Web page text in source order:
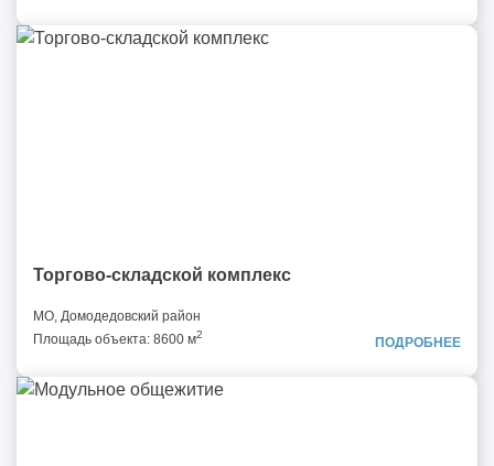
Торгово-складской комплекс
МО, Домодедовский район
Площадь объекта: 8600 м2
ПОДРОБНЕЕ